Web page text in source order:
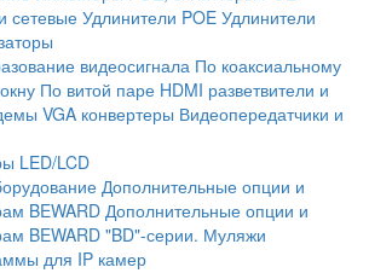
сетевые Удлинители POE Удлинители
видеосигнала По коаксиальному
По витой паре HDMI разветвители и
VGA конвертеры Видеопередатчики и
LED/LCD
Дополнительные опции и
BEWARD Дополнительные опции и
BEWARD "BD"-серии. Муляжи
для IP камер